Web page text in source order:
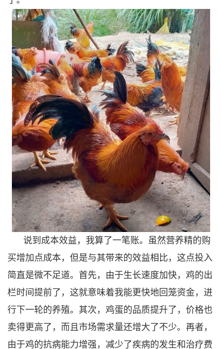
说到成本效益，我算了一笔账。虽然营养精的购
买增加点成本，但是与其带来的效益相比，这点投入
简直是微不足道。首先，由于生长速度加快，鸡的出
栏时间提前了，这就意味着我能更快地回笼资金，进
行下一轮的养殖。其次，鸡蛋的品质提升了，价格也
卖得更高了，而且市场需求量还增大了不少。再者，
由于鸡的抗病能力增强，减少了疾病的发生和治疗费